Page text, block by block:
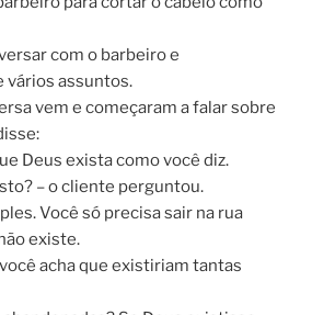
com o barbeiro e
vários assuntos.
vem e começaram a falar sobre
Deus exista como você diz.
– o cliente perguntou.
Você só precisa sair na rua
existe.
acha que existiriam tantas